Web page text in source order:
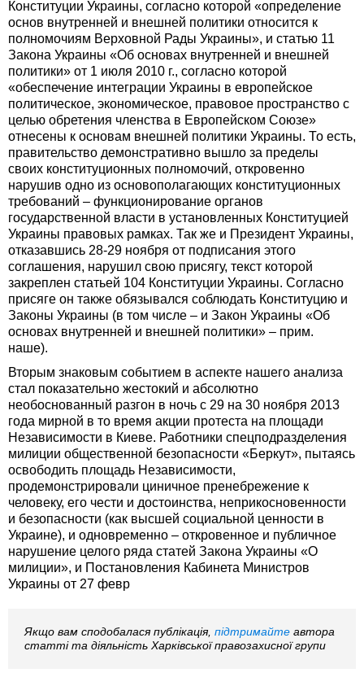
Конституции Украины, согласно которой «определение
основ внутренней и внешней политики относится к
полномочиям Верховной Рады Украины», и статью 11
Закона Украины «Об основах внутренней и внешней
политики» от ​​1 июля 2010 г., согласно которой
«обеспечение интеграции Украины в европейское
политическое, экономическое, правовое пространство с
целью обретения членства в Европейском Союзе»
отнесены к основам внешней политики Украины. То есть,
правительство демонстративно вышло за пределы
своих конституционных полномочий, откровенно
нарушив одно из основополагающих конституционных
требований – функционирование органов
государственной власти в установленных Конституцией
Украины правовых рамках. Так же и Президент Украины,
отказавшись 28-29 ноября от подписания этого
соглашения, нарушил свою присягу, текст которой
закреплен статьей 104 Конституции Украины. Согласно
присяге он также обязывался соблюдать Конституцию и
Законы Украины (в том числе – и Закон Украины «Об
основах внутренней и внешней политики» – прим.
наше).
Вторым знаковым событием в аспекте нашего анализа
стал показательно жестокий и абсолютно
необоснованный разгон в ночь с 29 на 30 ноября 2013
года мирной в то время акции протеста на площади
Независимости в Киеве. Работники спецподразделения
милиции общественной безопасности «Беркут», пытаясь
освободить площадь Независимости,
продемонстрировали циничное пренебрежение к
человеку, его чести и достоинства, неприкосновенности
и безопасности (как высшей социальной ценности в
Украине), и одновременно – откровенное и публичное
нарушение целого ряда статей Закона Украины «О
милиции», и Постановления Кабинета Министров
Украины от 27 февр
Якщо вам сподобалася публікація, підтримайте автора
статті та діяльність Харківської правозахисної групи